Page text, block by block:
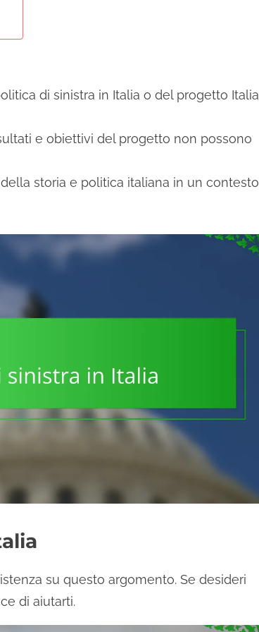
di sinistra in Italia o del progetto Italia
e obiettivi del progetto non possono
storia e politica italiana in un contesto
su questo argomento. Se desideri
di aiutarti.